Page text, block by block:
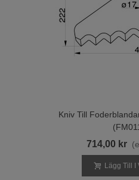
Kniv Till
714,00 kr
Lägg Till I